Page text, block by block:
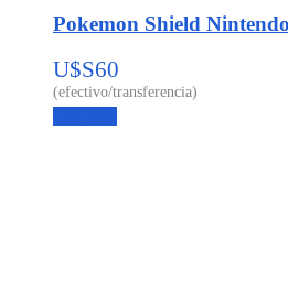
Pokemon Shield
U$S60